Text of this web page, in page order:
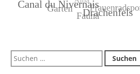
Suchen
nach: